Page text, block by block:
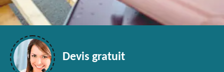
Devis gratuit